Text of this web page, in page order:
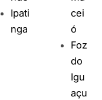
Ipati
nga
cei
ó
Foz
do
Igu
açu